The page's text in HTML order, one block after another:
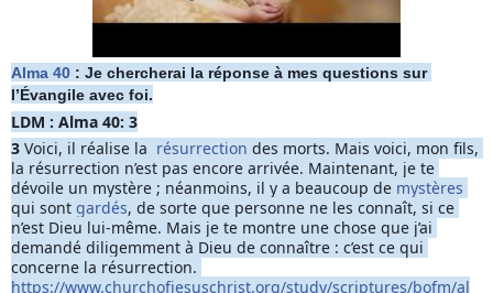
Alma 40 : Je chercherai la réponse à mes questions sur
l’Évangile avec foi.
LDM : Alma 40: 3
3 Voici, il réalise la résurrection des morts. Mais voici, mon fils,
la résurrection n’est pas encore arrivée. Maintenant, je te
dévoile un mystère ; néanmoins, il y a beaucoup de mystères
qui sont gardés, de sorte que personne ne les connaît, si ce
n’est Dieu lui-même. Mais je te montre une chose que j’ai
demandé diligemment à Dieu de connaître : c’est ce qui
concer
https://www.churchofjesuschrist.org/study/scriptures/bofm/al